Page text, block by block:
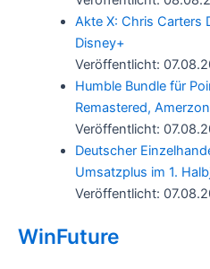
Akte X: Chris Carters
Disney+
Veröffentlicht:
Humble Bundle für
Remastered,
Veröffentlicht:
Deutscher
Umsatzplus im 1.
Veröffentlicht:
WinFuture